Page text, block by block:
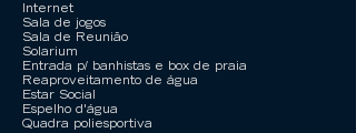
Internet
Sala de jogos
Sala de Reunião
Solarium
Entrada p/ banhistas e box de praia
Reaproveitamento de água
Estar Social
Espelho d'água
Quadra poliesportiva